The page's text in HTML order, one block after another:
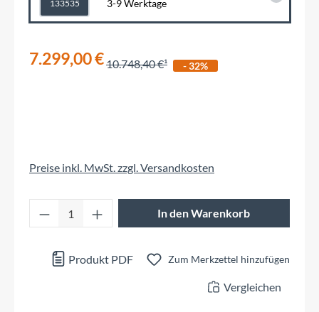
133535
3-9 Werktage
7.299,00 €10.748,40 € - 32%
Preise inkl. MwSt. zzgl. Versandkosten
Produkt Anzahl: Gib den gewünschten
In den Warenkorb
Produkt PDF Zum Merkzettel hinzufügen
Vergleichen